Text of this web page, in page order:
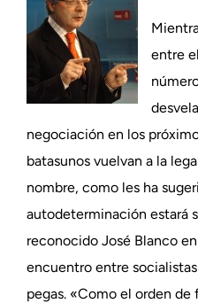
entre
negociación en los
batasunos vuelvan a la
nombre, como les ha
autodeterminación estará
reconocido José Blanco
encuentro entre
pegas. «Como el orden de